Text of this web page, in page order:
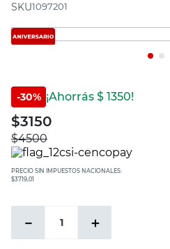
:1097201
-30% ¡Ahorrás $ 1350!
$3150
$4500
PRECIO SIN IMPUESTOS NACIONALES:
$3719,01
＋
－